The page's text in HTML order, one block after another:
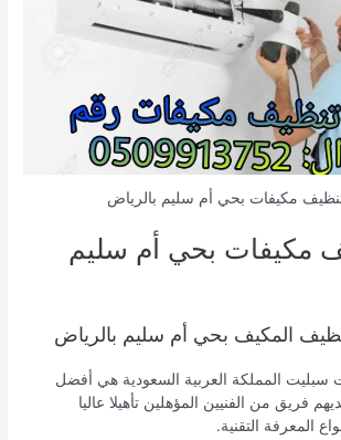
مكيفات بحي أم سليم بالرياض
مكيفات بحي أم سليم
المكيف بحي أم سليم بالرياض
المملكة العربية السعودية هي أفضل
فريق من الفنيين المؤهلين تأهيلا عاليا
المعرفة التقنية.